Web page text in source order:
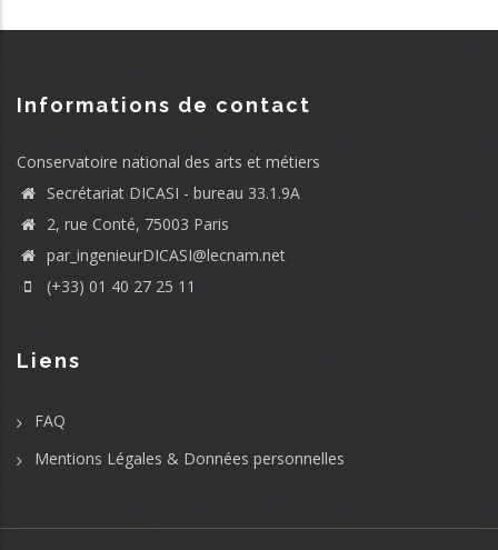
Informations de contact
Conservatoire national des arts et métiers
Secrétariat DICASI - bureau 33.1.9A
2, rue Conté, 75003 Paris
par_ingenieurDICASI@lecnam.net
(+33) 01 40 27 25 11
Liens
FAQ
Mentions Légales & Données personnelles